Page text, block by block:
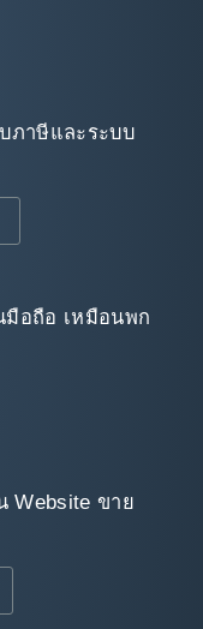
ภาษีและระบบ
มือถือ เหมือนพก
Website ขาย